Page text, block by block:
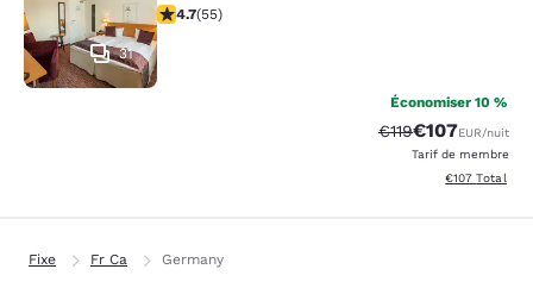
31
4.69 étoiles. Exceptionnel. 55 commentaires
4.7(55)
Économiser 10 %
Tarif barré :
€119Tarif réduit :
€107EUR/nuit
Tarif de membre
Afficher les
€107 Total
Fixe Fr Ca Germany